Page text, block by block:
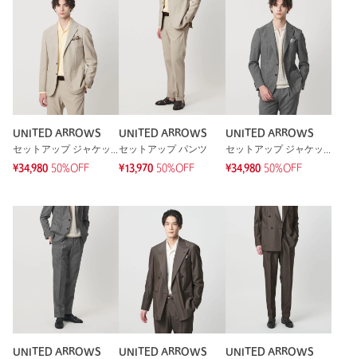
普段の着用サイズ：
参考になった
能を保証するものではありません。
UNITED ARROWS
セットアップ ジャケット
¥34,980 50%OFF
UNITED ARROWS
セットアップ パンツ
¥13,970 50%OFF
UNITED ARROWS
セットアップ ジャケット
¥34,980 50%OFF
UNITED ARROWS
UNITED ARROWS
UNITED ARROWS